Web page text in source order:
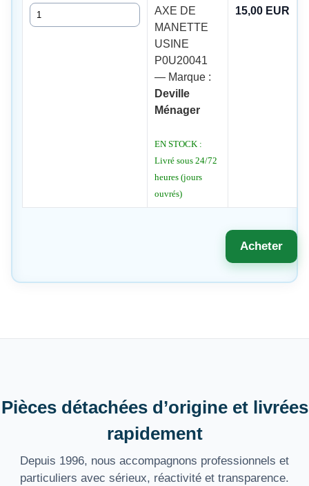
Quantité
AXE DE
MANETTE
USINE
P0U20041
— Marque :
Deville
Ménager
EN STOCK :
Livré sous 24/72
heures (jours
ouvrés)
15,00 EUR
Acheter
Pièces détachées d’origine et livrées
rapidement
Depuis 1996, nous accompagnons professionnels et
particuliers avec sérieux, réactivité et transparence.